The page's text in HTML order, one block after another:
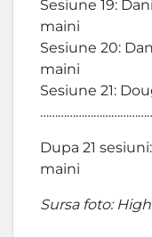
Sesiune 19:
maini
Sesiune 20:
maini
Sesiune 21:
Dupa 21
maini
Sursa foto: